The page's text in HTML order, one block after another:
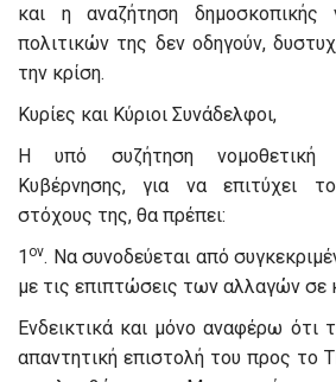
και η αναζήτηση δημοσκοπικής
πολιτικών της δεν οδηγούν,
την κρίση.
Κυρίες και Κύριοι Συνάδελφοι,
Η υπό συζήτηση νομοθετική
Κυβέρνησης, για να επιτύχει
στόχους της, θα πρέπει:
1 ον. Να συνοδεύεται από
με τις επιπτώσεις των αλλαγών σε
Ενδεικτικά και μόνο αναφέρω ότι
απαντητική επιστολή του προς το